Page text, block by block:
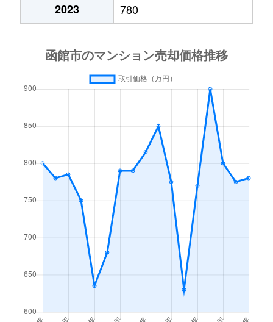
梁川町
2,300万円
五稜郭公園前
3,500万円 函館
湯川町
函館
湯川町
函館
1,700万円 湯の川
530万円 湯の川
520万円 湯の川
湯川町
1,300万円
湯川町
790万円 湯の川 徒歩6
2023
780